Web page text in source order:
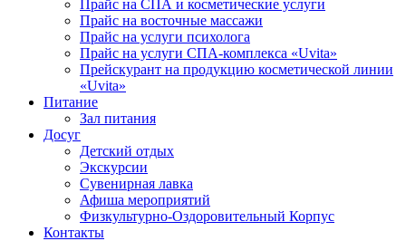
Прайс на СПА и косметические услуги
Прайс на восточные массажи
Прайс на услуги психолога
Прайс на услуги СПА-комплекса «Uvita»
Прейскурант на продукцию косметической линии
«Uvita»
Питание
Зал питания
Досуг
Детский отдых
Экскурсии
Сувенирная лавка
Афиша мероприятий
Физкультурно-Оздоровительный Корпус
Контакты